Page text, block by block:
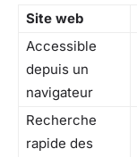
Site web
Accessible
depuis un
navigateur
Recherche
rapide des